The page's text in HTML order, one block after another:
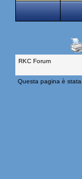
RKC Forum
Questa pagina è